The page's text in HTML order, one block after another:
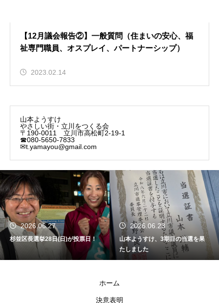
【12月議会報告②】一般質問（住まいの安心、福
祉専門職員、オスプレイ、パートナーシップ）
2023.02.14
山本ようすけ
やさしい街・立川をつくる会
〒190-0011 立川市高松町2-19-1
☎080-5650-7833
✉t.yamayou@gmail.com
2026.06.27
杉並区長選挙28日(日)が投票日！
2026.06.23
山本ようすけ、3期目の当選を果
たしました
ホーム
決意表明